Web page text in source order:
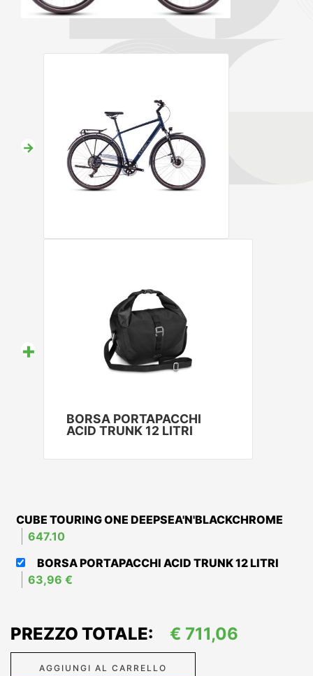
+
BORSA PORTAPACCHI
ACID TRUNK 12 LITRI
CUBE TOURING ONE DEEPSEA'N'BLACKCHROME
647.10
BORSA PORTAPACCHI ACID TRUNK 12 LITRI
63,96 €
PREZZO TOTALE: € 711,06
AGGIUNGI AL CARRELLO